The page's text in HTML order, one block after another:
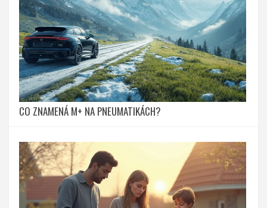
CO ZNAMENÁ M+ NA PNEUMATIKÁCH?